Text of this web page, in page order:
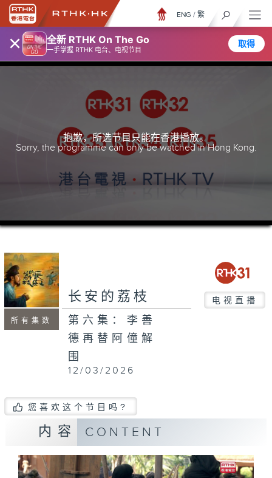
× 全新 RTHK On The Go
一手掌握 RTHK 电台、电视节目
取得
ENG / 繁
抱歉，所选节目只能在香港播放。
Sorry, the programme can only be watched in Hong Kong.
所有集数
长安的荔枝 电视直播
第六集：李善
德再替阿僮解
围
12/03/2026
您喜欢这个节目吗?
内容 CONTENT